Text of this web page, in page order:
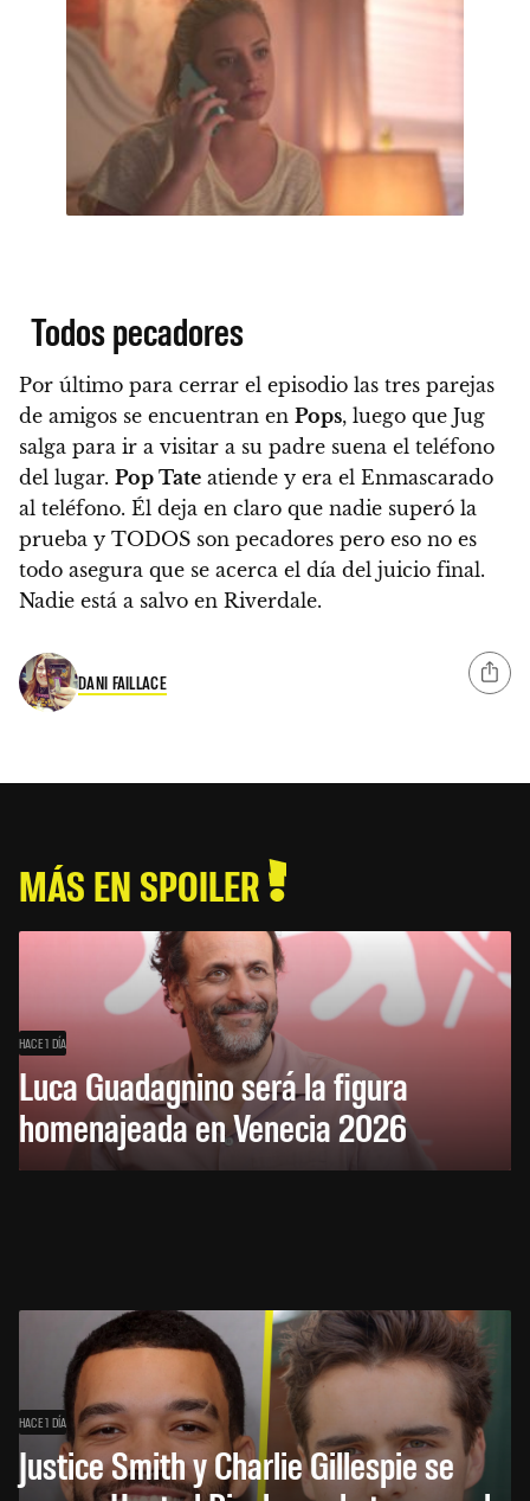
Todos pecadores
Por último para cerrar el episodio las tres parejas
de amigos se encuentran en Pops, luego que Jug
salga para ir a visitar a su padre suena el teléfono
del lugar. Pop Tate atiende y era el Enmascarado
al teléfono. Él deja en claro que nadie superó la
prueba y TODOS son pecadores pero eso no es
todo asegura que se acerca el día del juicio final.
Nadie está a salvo en Riverdale.
DANI FAILLACE
MÁS EN SPOILER
HACE 1 DÍA
Luca Guadagnino será la figura
homenajeada en Venecia 2026
HACE 1 DÍA
Justice Smith y Charlie Gillespie se